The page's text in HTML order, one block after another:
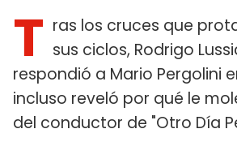
T ras los cruces que
sus ciclos, Rodrigo
respondió a Mario Pergolini
incluso reveló por qué le
del conductor de "Otro Día